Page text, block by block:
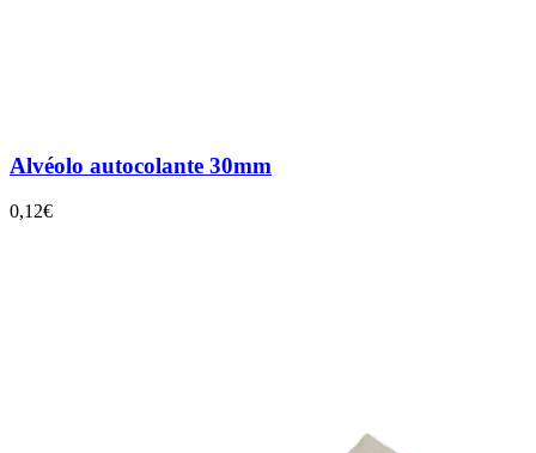
Alvéolo autocolante 30mm
0,12€